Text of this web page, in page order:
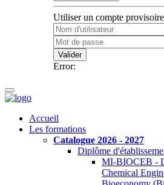
Utiliser un compte provisoire
Valider
Error:
Accueil
Les formations
Catalogue 2026 - 2027
Diplôme
MI-BIOCEB -
Chemical